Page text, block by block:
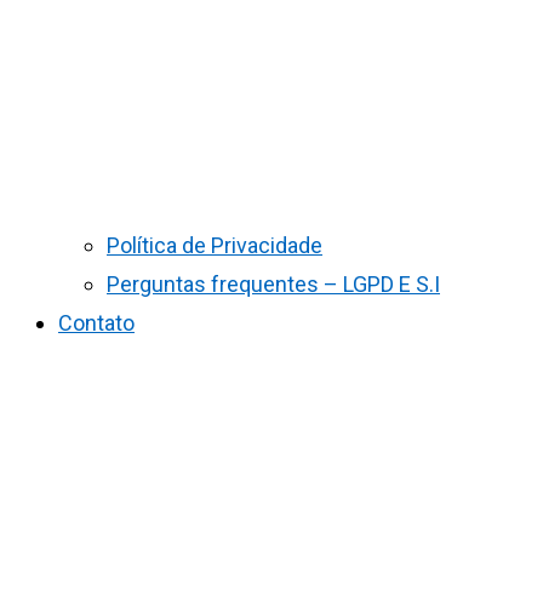
Política de Privacidade
Perguntas frequentes – LGPD E S.I
Contato